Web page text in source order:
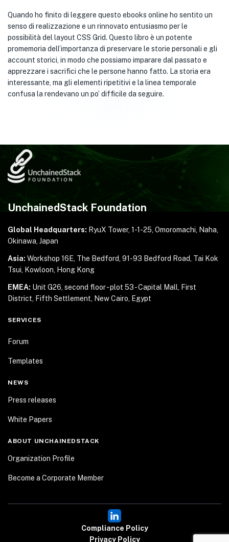
Quando ho finito di leggere questo ebooks online ho sentito un
senso di realizzazione e un rinnovato entusiasmo per le
possibilità del layout CSS Grid. Questo libro è un potente
promemoria dell’importanza di preservare le storie personali e gli
account storici, in modo che possiamo imparare dal passato e
apprezzare i sacrifici che le persone hanno fatto. La storia era
interessante, ma gli elementi ripetitivi e la linea temporale
confusa la rendevano un po’ difficile da seguire.
UnchainedStack Foundation
Global Headquarters: RyuX Tower, 1-1-25, Omoromachi, Naha,
Okinawa, Japan
Asia: Workshop 16E, The Bedford, 91-93 Bedford Road, Tai Kok
Tsui, Kowloon, Hong Kong
EMEA: Unit G26, second floor - plot 53 - Capital Mall,
First
District, Fifth Settlement, New Cairo, Egypt
SERVICES
Forum
Templates
NEWS
Press releases
White Papers
ABOUT UNCHAINEDSTACK
Organization Profile
Become a Corporate Member
Compliance Policy
Privacy Policy